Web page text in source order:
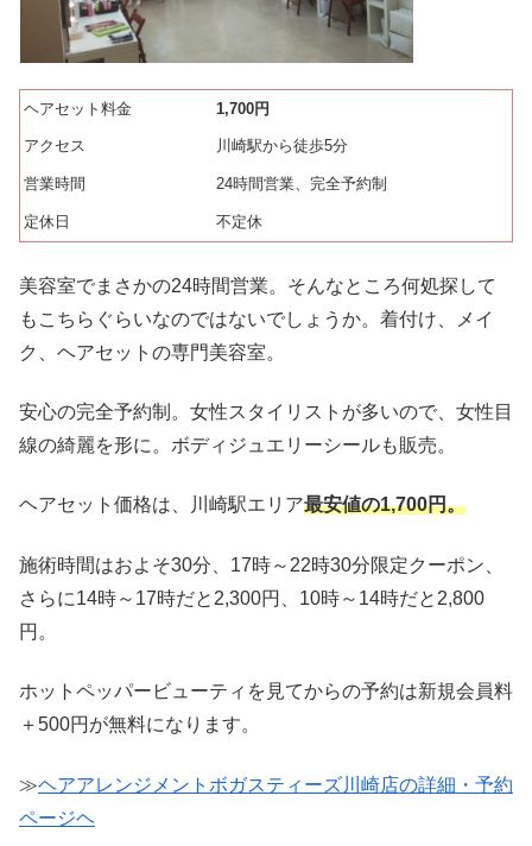
ヘアセット料金 1,700円
アクセス 川崎駅から徒歩5分
営業時間 24時間営業、完全予約制
定休日 不定休
美容室でまさかの24時間営業。そんなところ何処探して
もこちらぐらいなのではないでしょうか。着付け、メイ
ク、ヘアセットの専門美容室。
安心の完全予約制。女性スタイリストが多いので、女性目
線の綺麗を形に。ボディジュエリーシールも販売。
ヘアセット価格は、川崎駅エリア最安値の1,700円。
施術時間はおよそ30分、17時～22時30分限定クーポン、
さらに14時～17時だと2,300円、10時～14時だと2,800
円。
ホットペッパービューティを見てからの予約は新規会員料
＋500円が無料になります。
≫ヘアアレンジメントボガスティーズ川崎店の詳細・予約
ページヘ